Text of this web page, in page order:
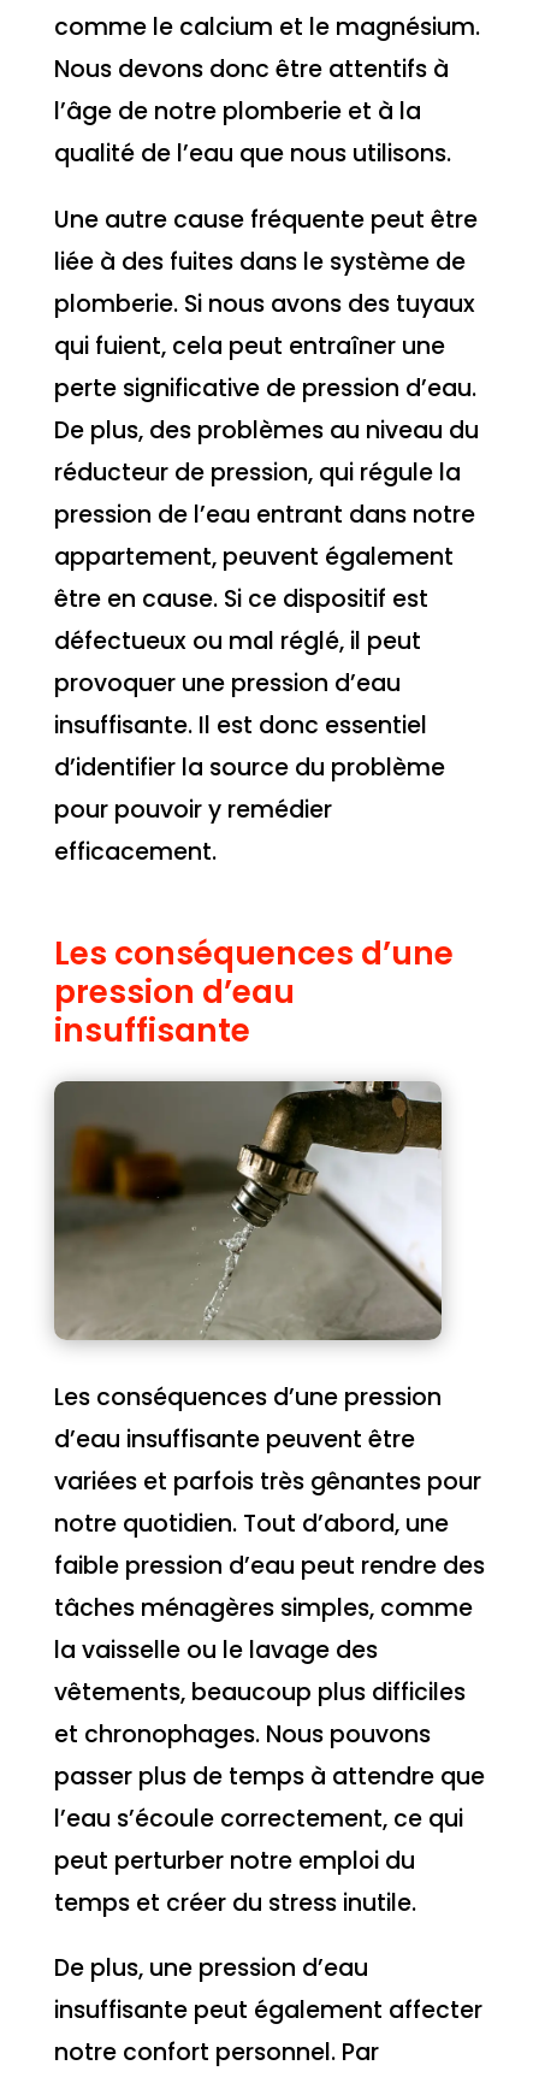
comme le calcium et le magnésium.
Nous devons donc être attentifs à
l’âge de notre plomberie et à la
qualité de l’eau que nous utilisons.
Une autre cause fréquente peut être
liée à des fuites dans le système de
plomberie. Si nous avons des tuyaux
qui fuient, cela peut entraîner une
perte significative de pression d’eau.
De plus, des problèmes au niveau du
réducteur de pression, qui régule la
pression de l’eau entrant dans notre
appartement, peuvent également
être en cause. Si ce dispositif est
défectueux ou mal réglé, il peut
provoquer une pression d’eau
insuffisante. Il est donc essentiel
d’identifier la source du problème
pour pouvoir y remédier
efficacement.
Les conséquences d’une
pression d’eau
insuffisante
Les conséquences d’une pression
d’eau insuffisante peuvent être
variées et parfois très gênantes pour
notre quotidien. Tout d’abord, une
faible pression d’eau peut rendre des
tâches ménagères simples, comme
la vaisselle ou le lavage des
vêtements, beaucoup plus difficiles
et chronophages. Nous pouvons
passer plus de temps à attendre que
l’eau s’écoule correctement, ce qui
peut perturber notre emploi du
temps et créer du stress inutile.
De plus, une pression d’eau
insuffisante peut également affecter
notre confort personnel. Par